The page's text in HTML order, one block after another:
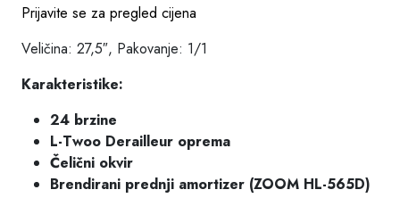
Prijavite se za pregled cijena
Veličina: 27,5″, Pakovanje: 1/1
Karakteristike:
24 brzine
L-Twoo Derailleur oprema
Čelični okvir
Brendirani prednji amortizer (ZOOM HL-565D)